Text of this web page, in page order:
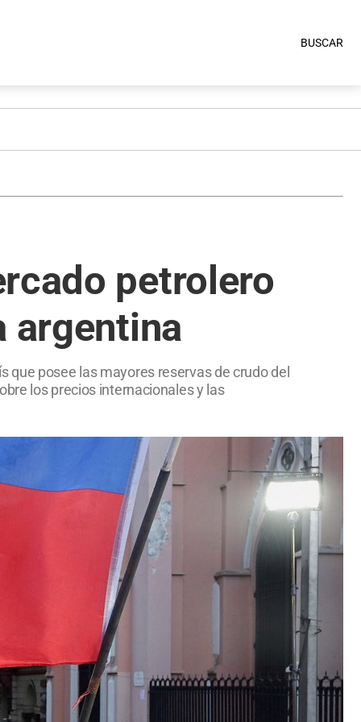
BUSCAR
petrolero
argentina
que posee las mayores reservas de crudo del
los precios internacionales y las